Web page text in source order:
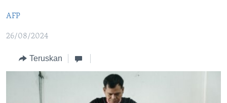
ke
Utama
Lanjut
DAFTAR PROGRAM
IKUTI KAMI
AFP
26/08/2024
Teruskan